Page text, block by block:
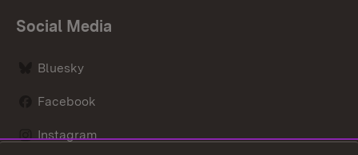
Social Media
Bluesky
Facebook
Instagram